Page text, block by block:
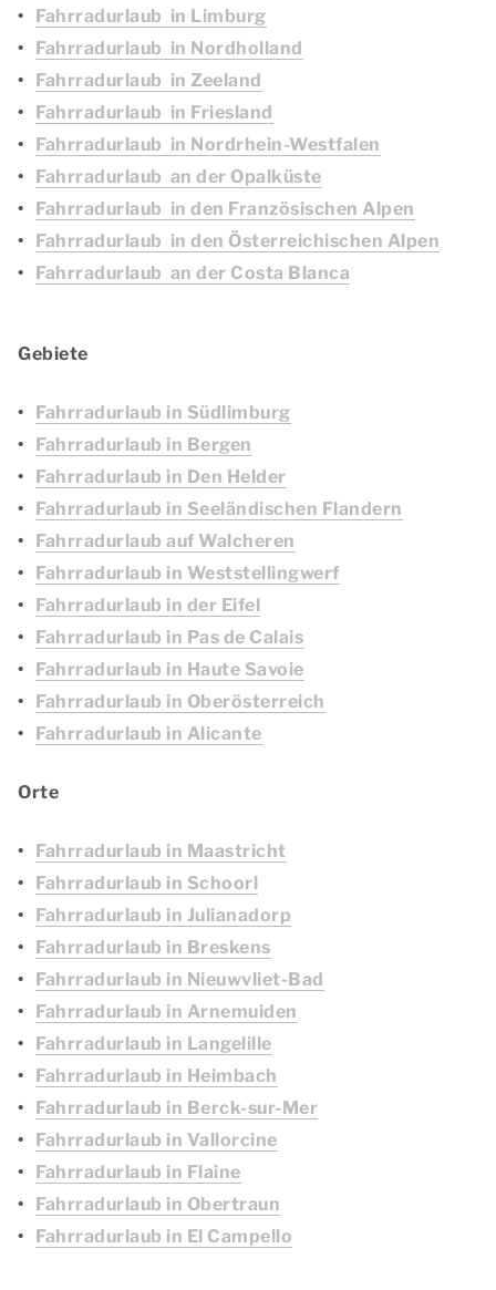
Fahrradurlaub in Limburg
Fahrradurlaub in Nordholland
Fahrradurlaub in Zeeland
Fahrradurlaub in Friesland
Fahrradurlaub in Nordrhein-Westfalen
Fahrradurlaub an der Opalküste
Fahrradurlaub in den Französischen Alpen
Fahrradurlaub in den Österreichischen Alpen
Fahrradurlaub an der Costa Blanca
Gebiete
Fahrradurlaub in Südlimburg
Fahrradurlaub in Bergen
Fahrradurlaub in Den Helder
Fahrradurlaub in Seeländischen Flandern
Fahrradurlaub auf Walcheren
Fahrradurlaub in Weststellingwerf
Fahrradurlaub in der Eifel
Fahrradurlaub in Pas de Calais
Fahrradurlaub in Haute Savoie
Fahrradurlaub in Oberösterreich
Fahrradurlaub in Alicante
Orte
Fahrradurlaub in Maastricht
Fahrradurlaub in Schoorl
Fahrradurlaub in Julianadorp
Fahrradurlaub in Breskens
Fahrradurlaub in Nieuwvliet-Bad
Fahrradurlaub in Arnemuiden
Fahrradurlaub in Langelille
Fahrradurlaub in Heimbach
Fahrradurlaub in Berck-sur-Mer
Fahrradurlaub in Vallorcine
Fahrradurlaub in Flaine
Fahrradurlaub in Obertraun
Fahrradurlaub in El Campello